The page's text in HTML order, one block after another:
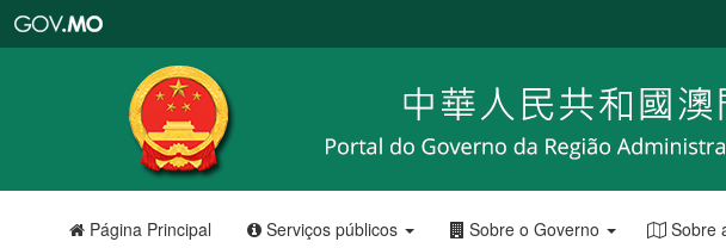
RAE
de
Macau
Página Principal Serviços públicos Sobre o Governo Sobre